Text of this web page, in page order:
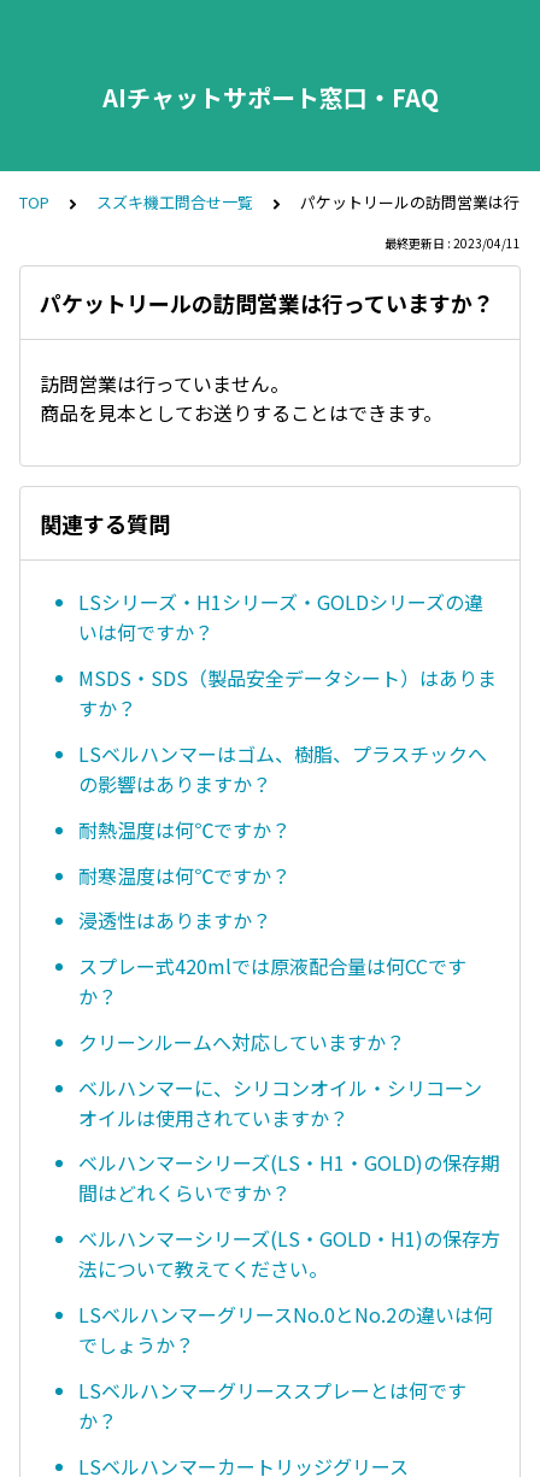
AIチャットサポート窓口・FAQ
TOP スズキ機工問合せ一覧 パケットリールの訪問営業は行
最終更新日 : 2023/04/11
パケットリールの訪問営業は行っていますか？
訪問営業は行っていません。
商品を見本としてお送りすることはできます。
関連する質問
LSシリーズ・H1シリーズ・GOLDシリーズの違
いは何ですか？
MSDS・SDS（製品安全データシート）はありま
すか？
LSベルハンマーはゴム、樹脂、プラスチックへ
の影響はありますか？
耐熱温度は何℃ですか？
耐寒温度は何℃ですか？
浸透性はありますか？
スプレー式420mlでは原液配合量は何CCです
か？
クリーンルームへ対応していますか？
ベルハンマーに、シリコンオイル・シリコーン
オイルは使用されていますか？
ベルハンマーシリーズ(LS・H1・GOLD)の保存期
間はどれくらいですか？
ベルハンマーシリーズ(LS・GOLD・H1)の保存方
法について教えてください。
LSベルハンマーグリースNo.0とNo.2の違いは何
でしょうか？
LSベルハンマーグリーススプレーとは何です
か？
LSベルハンマーカートリッジグリース